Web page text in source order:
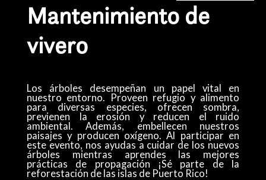
Mantenimiento de
vivero
Los árboles desempeñan un papel vital en
nuestro entorno. Proveen refugio y alimento
para diversas especies, ofrecen sombra,
previenen la erosión y reducen el ruido
ambiental. Además, embellecen nuestros
paisajes y producen oxígeno. Al participar en
este evento, nos ayudas a cuidar de los nuevos
árboles mientras aprendes las mejores
prácticas de propagación ¡Sé parte de la
reforestación de las islas de Puerto Rico!